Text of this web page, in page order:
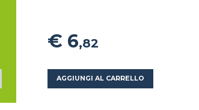
€ 6,82
AGGIUNGI AL CARRELLO